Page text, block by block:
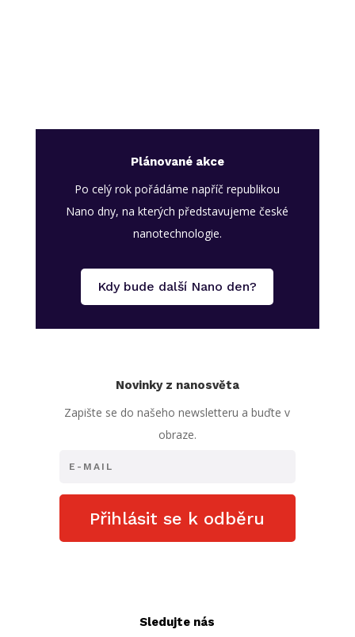
Plánované akce
Po celý rok pořádáme napříč republikou
Nano dny, na kterých představujeme české
nanotechnologie.
Kdy bude další Nano den?
Novinky z nanosvěta
Zapište se do našeho newsletteru a buďte v
obraze.
Přihlásit se k odběru
Sledujte nás